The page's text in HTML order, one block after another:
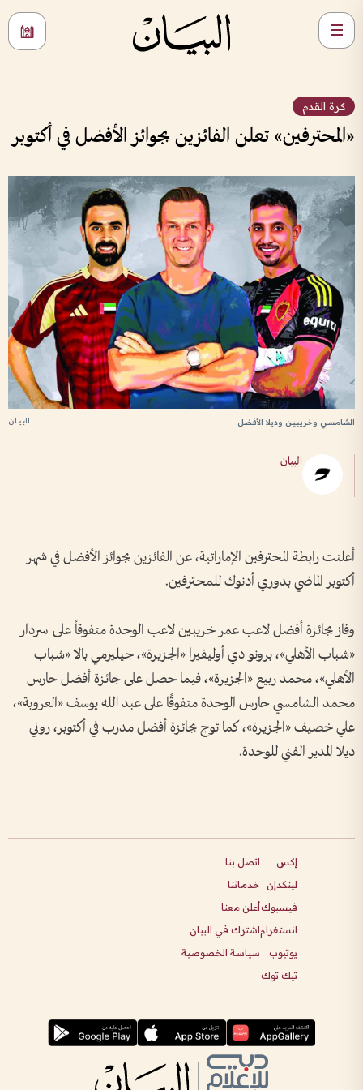
كرة القدم
«المحترفين» تعلن الفائزين بجوائز الأفضل في أكتوبر
البيان الشامسي وخريبين وديلا الأفضل
البيان
أعلنت رابطة المحترفين الإماراتية، عن الفائزين بجوائز الأفضل في شهر
أكتوبر الماضي بدوري أدنوك للمحترفين.
وفاز بجائزة أفضل لاعب عمر خريبين لاعب الوحدة متفوقاً على سردار
«شباب الأهلي»، برونو دي أوليفيرا «الجزيرة»، جيليرمي بالا «شباب
الأهلي»، محمد ربيع «الجزيرة»، فيما حصل على جائزة أفضل حارس
محمد الشامسي حارس الوحدة متفوقًا على عبد الله يوسف «العروبة»،
علي خصيف «الجزيرة»، كما توج بجائزة أفضل مدرب في أكتوبر، روني
ديلا المدير الفني للوحدة.
إكس
لينكدإن
فيسبوك
انستغرام
يوتيوب
تيك توك
اتصل بنا
خدماتنا
أعلن معنا
اشترك في البيان
سياسة الخصوصية